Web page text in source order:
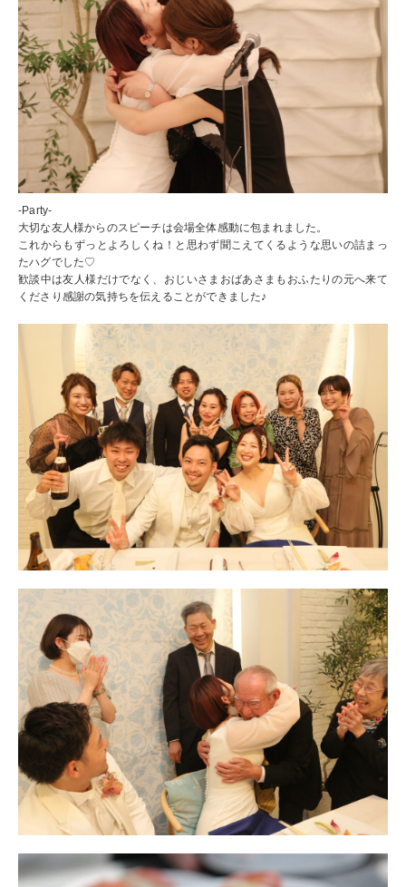
-Party-
大切な友人様からのスピーチは会場全体感動に包まれました。
これからもずっとよろしくね！と思わず聞こえてくるような思いの詰まっ
たハグでした♡
歓談中は友人様だけでなく、おじいさまおばあさまもおふたりの元へ来て
くださり感謝の気持ちを伝えることができました♪